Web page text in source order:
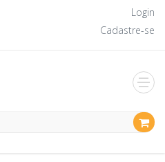
Login
Cadastre-se